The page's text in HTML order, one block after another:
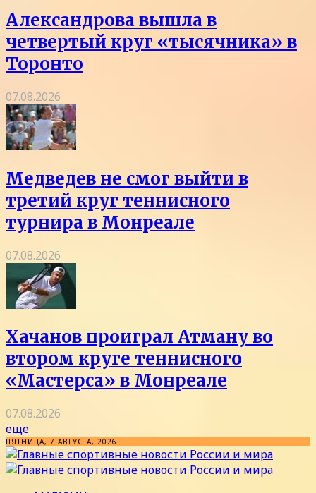
Александрова вышла в
четвертый круг «тысячника» в
Торонто
07.08.2026
Медведев не смог выйти в
третий круг теннисного
турнира в Монреале
07.08.2026
Хачанов проиграл Атману во
втором круге теннисного
«Мастерса» в Монреале
07.08.2026
еще
ПЯТНИЦА, 7 АВГУСТА, 2026